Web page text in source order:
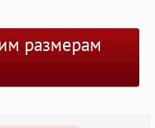
размерам